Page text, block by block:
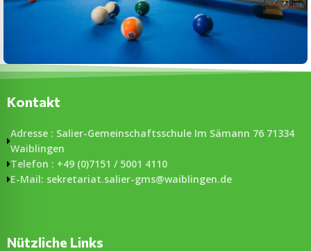
Kontakt
Adresse : Salier-Gemeinschaftsschule Im Sämann 76 71334
Waiblingen
Telefon : +49 (0)7151 / 5001 4110
E-Mail: sekretariat.salier-gms@waiblingen.de
Nützliche Links